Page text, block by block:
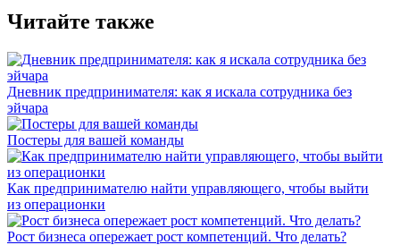
Читайте также
Дневник предпринимателя: как я искала сотрудника без
эйчара
Постеры для вашей команды
Как предпринимателю найти управляющего, чтобы выйти
из операционки
Рост бизнеса опережает рост компетенций. Что делать?